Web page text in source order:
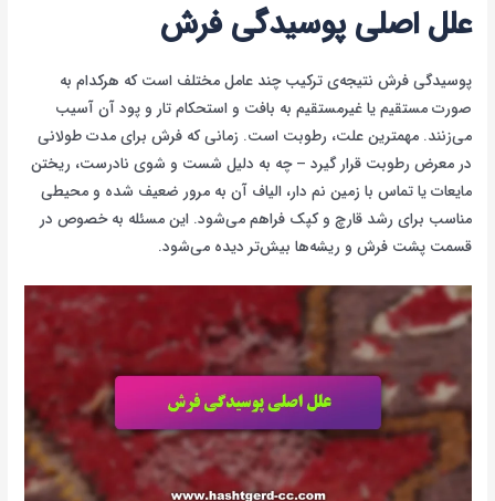
علل اصلی پوسیدگی فرش
پوسیدگی فرش نتیجه‌ی ترکیب چند عامل مختلف است که هرکدام به
صورت مستقیم یا غیرمستقیم به بافت و استحکام تار و پود آن آسیب
می‌زنند. مهمترین علت، رطوبت است. زمانی که فرش برای مدت طولانی
در معرض رطوبت قرار گیرد – چه به دلیل شست و شوی نادرست، ریختن
مایعات یا تماس با زمین نم دار، الیاف آن به مرور ضعیف شده و محیطی
مناسب برای رشد قارچ و کپک فراهم می‌شود. این مسئله به خصوص در
قسمت پشت فرش و ریشه‌ها بیش‌تر دیده می‌شود.